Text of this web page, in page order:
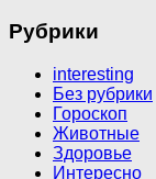
Рубрики
interesting
Без рубрики
Гороскоп
Животные
Здоровье
Интересно